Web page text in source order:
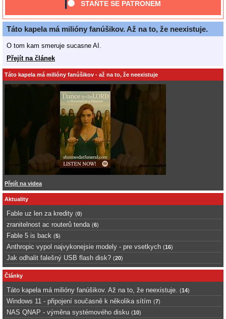
STAŇTE SE PATRONEM
Táto kapela má milióny fanúšikov. Až na to, že neexistuje.
O tom kam smeruje sucasne AI.
Přejít na článek
Táto kapela má milióny fanúšikov - až na to, že neexistuje
Přejít na videa
Aktuality
Fable uz len za kredity (0)
zranitelnost ac routerů tenda (6)
Fable 5 is back (5)
Anthropic vypol najvykonejsie modely - pre vsetkych (16)
Jak odhalit falešný USB flash disk? (20)
Články
Táto kapela má milióny fanúšikov. Až na to, že neexistuje. (14)
Windows 11 - připojení současně k několika sítím (7)
NAS QNAP - výměna systémového disku (10)